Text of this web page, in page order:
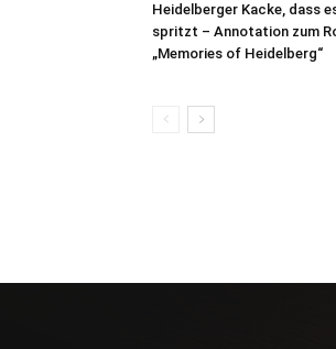
Heidelberger Kacke, dass
spritzt – Annotation zum
„Memories of Heidelberg“